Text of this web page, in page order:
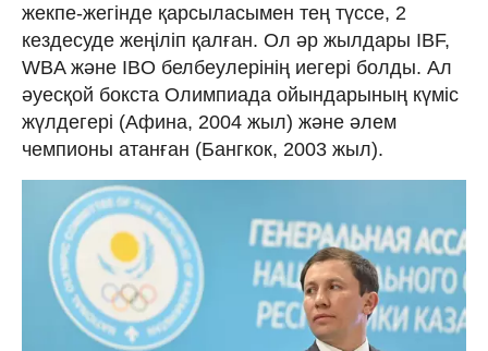
жекпе-жегінде қарсыласымен тең түссе, 2
кездесуде жеңіліп қалған. Ол әр жылдары IBF,
WBA және IBO белбеулерінің иегері болды. Ал
әуесқой бокста Олимпиада ойындарының күміс
жүлдегері (Aфина, 2004 жыл) және әлем
чемпионы атанған (Бангкок, 2003 жыл).